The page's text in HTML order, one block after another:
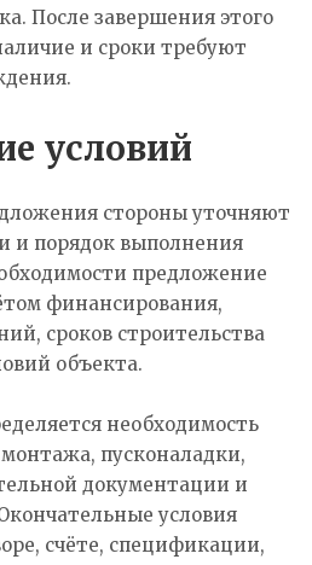
После завершения этого
и сроки требуют
условий
стороны уточняют
и порядок выполнения
предложение
финансирования,
сроков строительства
объекта.
необходимость
монтажа, пусконаладки,
документации и
условия
счёте, спецификации,